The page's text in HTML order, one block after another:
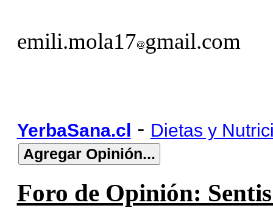
emili.mola17 gmail.com
YerbaSana.cl - Dietas y
Foro de Opinión: